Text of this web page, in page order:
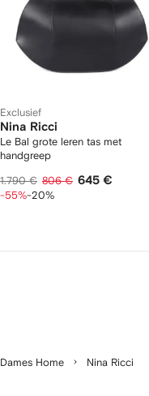
Exclusief
Nina Ricci
Le Bal grote leren tas met
handgreep
1.790 € 806 € 645 €
-55%-20%
Dames Home Nina Ricci